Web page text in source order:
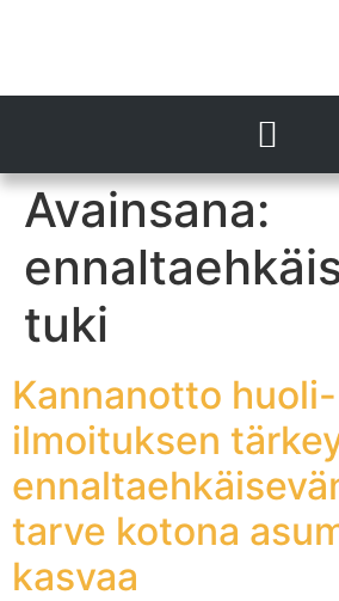
Avainsana:
tuki
Kannanotto huoli-
ilmoituksen
tarve kotona
kasvaa